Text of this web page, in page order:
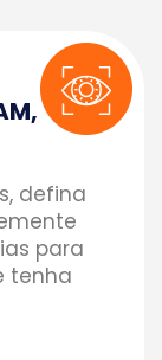
defina
para
tenha